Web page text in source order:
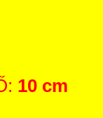
10 cm